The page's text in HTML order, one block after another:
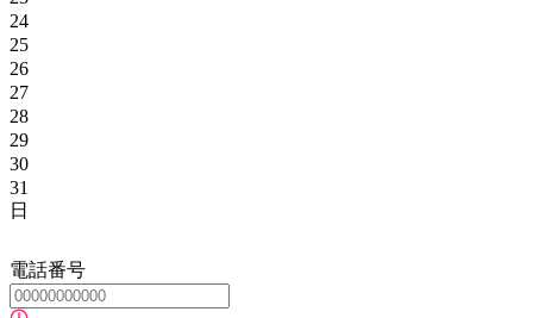
24
25
26
27
28
29
30
31
日
電話番号